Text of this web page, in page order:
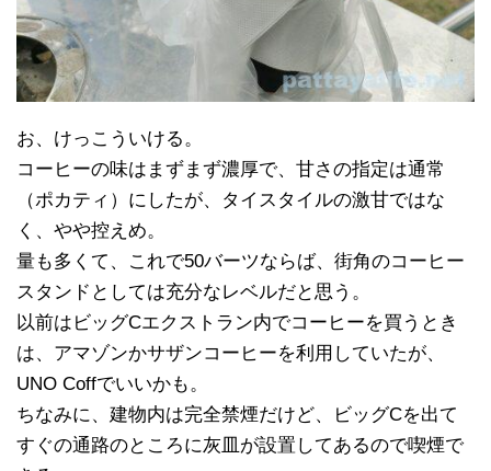
お、けっこういける。
コーヒーの味はまずまず濃厚で、甘さの指定は通常
（ポカティ）にしたが、タイスタイルの激甘ではな
く、やや控えめ。
量も多くて、これで50バーツならば、街角のコーヒー
スタンドとしては充分なレベルだと思う。
以前はビッグCエクストラン内でコーヒーを買うとき
は、アマゾンかサザンコーヒーを利用していたが、
UNO Coffでいいかも。
ちなみに、建物内は完全禁煙だけど、ビッグCを出て
すぐの通路のところに灰皿が設置してあるので喫煙で